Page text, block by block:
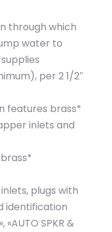
through which
water to
per 2 1/2″
features brass*
inlets and
plugs with
identification
SPKR &